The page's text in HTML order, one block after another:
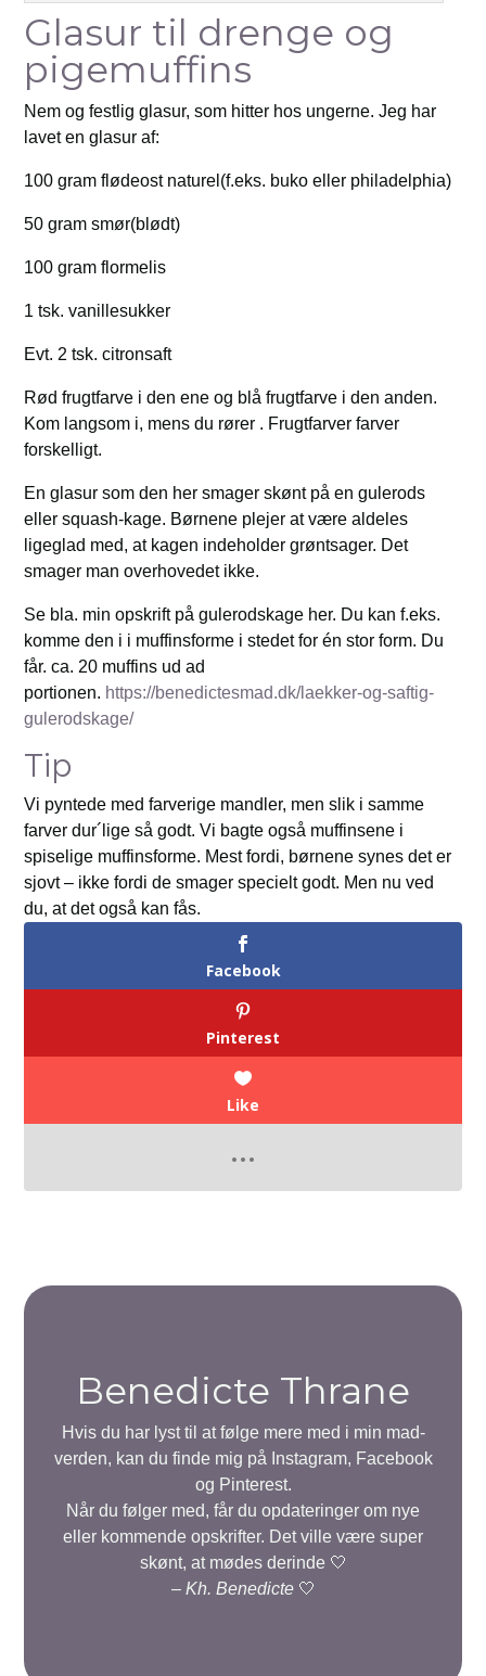
Glasur til drenge og
pigemuffins
Nem og festlig glasur, som hitter hos ungerne. Jeg har
lavet en glasur af:
100 gram flødeost naturel(f.eks. buko eller philadelphia)
50 gram smør(blødt)
100 gram flormelis
1 tsk. vanillesukker
Evt. 2 tsk. citronsaft
Rød frugtfarve i den ene og blå frugtfarve i den anden.
Kom langsom i, mens du rører . Frugtfarver farver
forskelligt.
En glasur som den her smager skønt på en gulerods
eller squash-kage. Børnene plejer at være aldeles
ligeglad med, at kagen indeholder grøntsager. Det
smager man overhovedet ikke.
Se bla. min opskrift på gulerodskage her. Du kan f.eks.
komme den i i muffinsforme i stedet for én stor form. Du
får. ca. 20 muffins ud ad
portionen. https://benedictesmad.dk/laekker-og-saftig-
gulerodskage/
Tip
Vi pyntede med farverige mandler, men slik i samme
farver dur´lige så godt. Vi bagte også muffinsene i
spiselige muffinsforme. Mest fordi, børnene synes det er
sjovt – ikke fordi de smager specielt godt. Men nu ved
du, at det også kan fås.
Facebook
Pinterest
Like
Benedicte Thrane
Hvis du har lyst til at følge mere med i min mad-
verden, kan du finde mig på Instagram, Facebook
og Pinterest.
Når du følger med, får du opdateringer om nye
eller kommende opskrifter. Det ville være super
skønt, at mødes derinde 🤍
– Kh. Benedicte🤍